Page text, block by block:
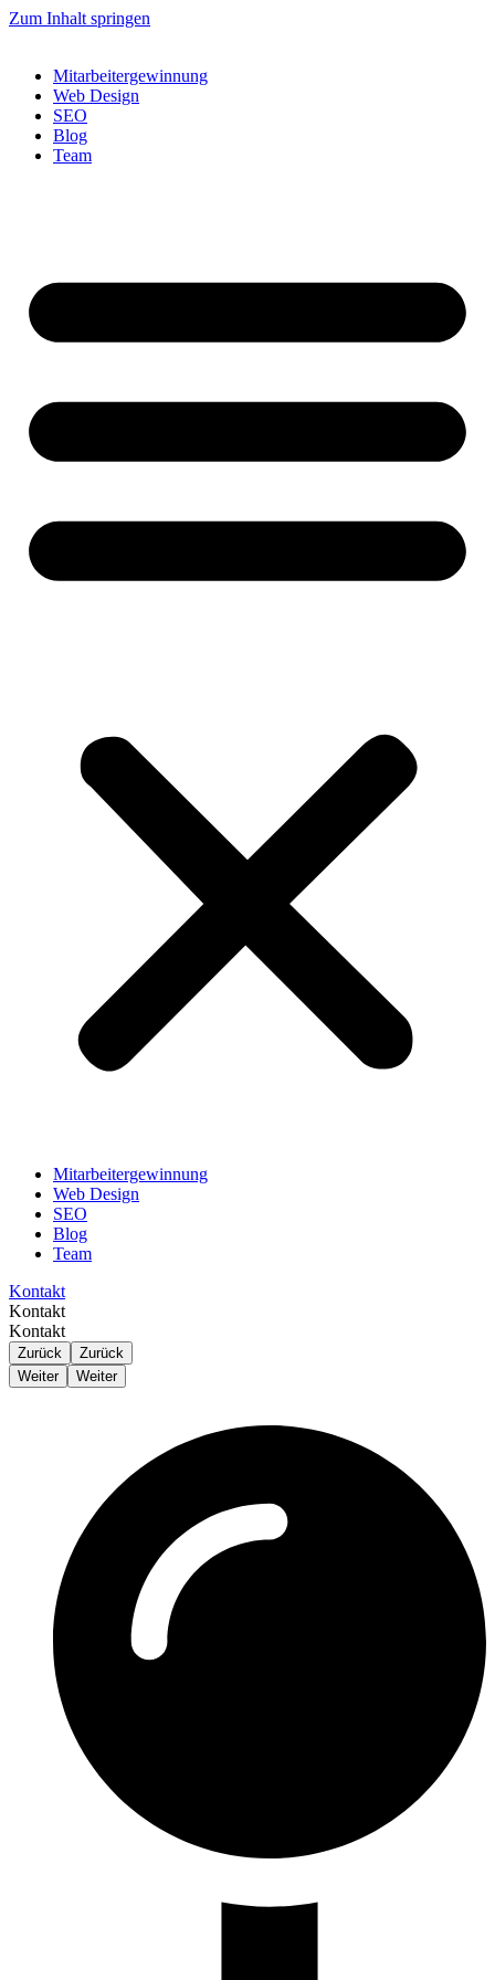
Zum Inhalt springen
Mitarbeitergewinnung
Web Design
SEO
Blog
Team
Mitarbeitergewinnung
Web Design
SEO
Blog
Team
Kontakt
Kontakt
Kontakt
Zurück
Zurück
Weiter
Weiter